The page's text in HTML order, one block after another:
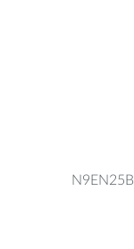
N9EN25B